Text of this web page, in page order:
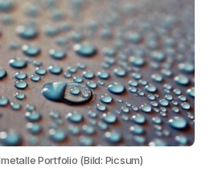
Portfolio (Bild: Picsum)